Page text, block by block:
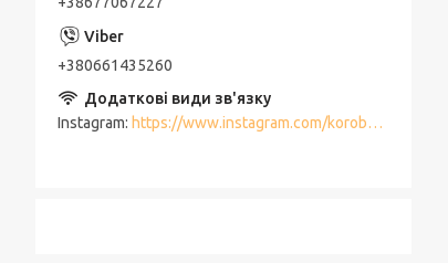
+380661435260
Instagram https://www.instagram.com/korobki_meriam/